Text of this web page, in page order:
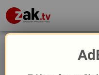
Připravované
sítí v Plzni